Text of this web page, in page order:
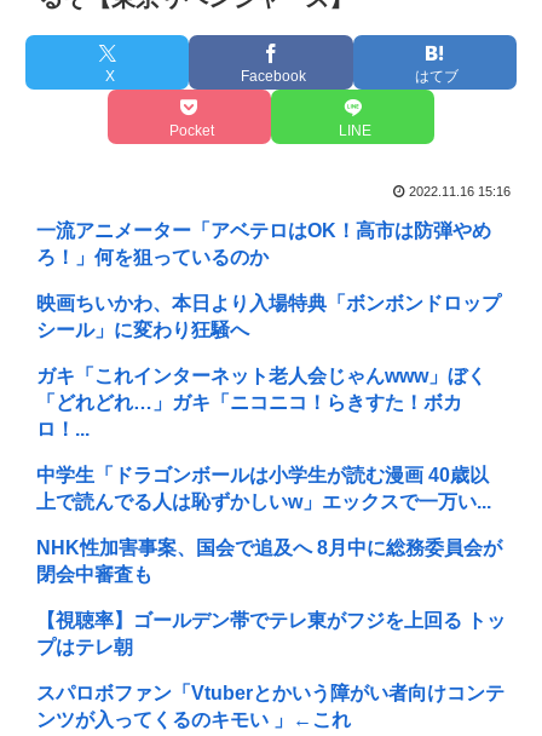
X Facebook はてブ
Pocket LINE
2022.11.16 15:16
一流アニメーター「アベテロはOK！高市は防弾やめ
ろ！」何を狙っているのか
映画ちいかわ、本日より入場特典「ボンボンドロップ
シール」に変わり狂騒へ
ガキ「これインターネット老人会じゃんwww」ぼく
「どれどれ…」ガキ「ニコニコ！らきすた！ボカ
ロ！...
中学生「ドラゴンボールは小学生が読む漫画 40歳以
上で読んでる人は恥ずかしいw」エックスで一万い...
NHK性加害事案、国会で追及へ 8月中に総務委員会が
閉会中審査も
【視聴率】ゴールデン帯でテレ東がフジを上回る トッ
プはテレ朝
スパロボファン「Vtuberとかいう障がい者向けコンテ
ンツが入ってくるのキモい 」←これ